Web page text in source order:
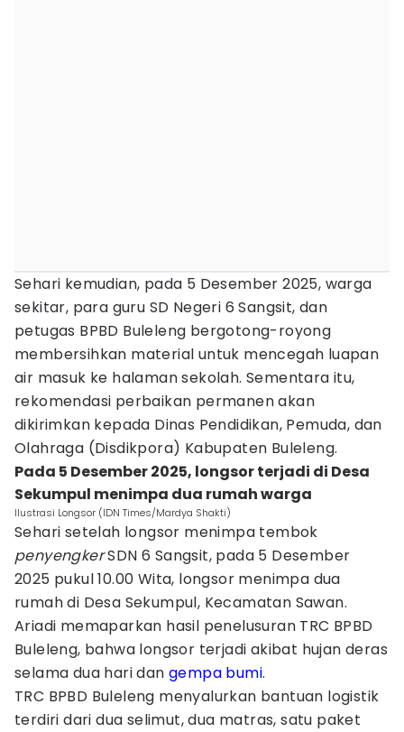
Sehari kemudian, pada 5 Desember 2025, warga
sekitar, para guru SD Negeri 6 Sangsit, dan
petugas BPBD Buleleng bergotong-royong
membersihkan material untuk mencegah luapan
air masuk ke halaman sekolah. Sementara itu,
rekomendasi perbaikan permanen akan
dikirimkan kepada Dinas Pendidikan, Pemuda, dan
Olahraga (Disdikpora) Kabupaten Buleleng.
Pada 5 Desember 2025, longsor terjadi di Desa
Sekumpul menimpa dua rumah warga
Ilustrasi Longsor (IDN Times/Mardya Shakti)
Sehari setelah longsor menimpa tembok
penyengkerSDN 6 Sangsit, pada 5 Desember
2025 pukul 10.00 Wita, longsor menimpa dua
rumah di Desa Sekumpul, Kecamatan Sawan.
Ariadi memaparkan hasil penelusuran TRC BPBD
Buleleng, bahwa longsor terjadi akibat hujan deras
selama dua hari dan gempa bumi.
TRC BPBD Buleleng menyalurkan bantuan logistik
terdiri dari dua selimut, dua matras, satu paket